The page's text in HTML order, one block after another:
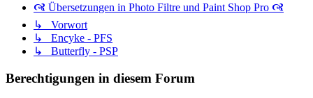
🙧 Übersetzungen in Photo Filtre und Paint Shop Pro 🙧
↳ Vorwort
↳ Encyke - PFS
↳ Butterfly - PSP
Berechtigungen in diesem Forum